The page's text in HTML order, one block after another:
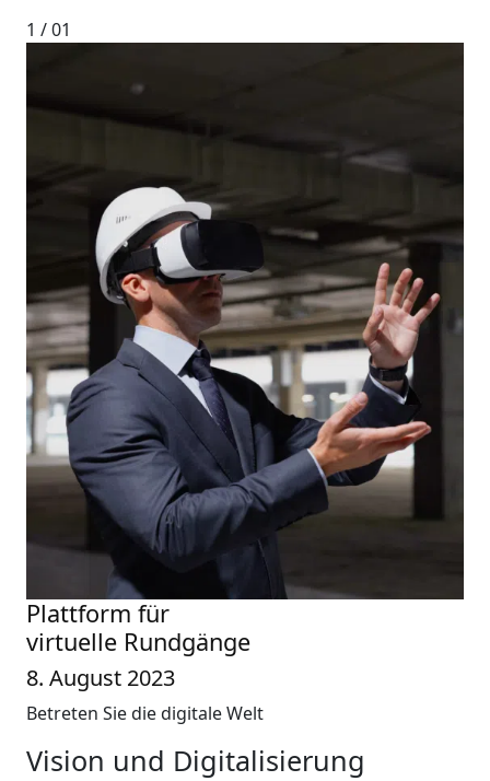
1 / 01
Plattform für
virtuelle Rundgänge
8. August 2023
Betreten Sie die digitale Welt
Vision und Digitalisierung